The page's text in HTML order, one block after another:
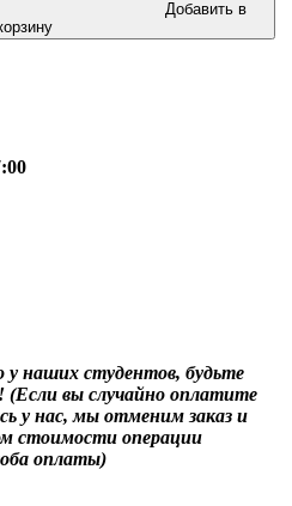
Добавить в
у наших студентов, будьте
(Если вы случайно оплатите
у нас, мы отменим заказ и
стоимости операции
оплаты)